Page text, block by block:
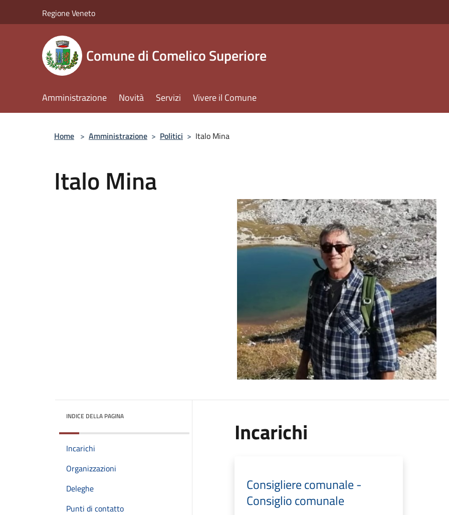
Regione Veneto
Comune di Comelico Superiore
Amministrazione Novità Servizi Vivere il Comune
Home > Amministrazione > Politici > Italo Mina
Italo Mina
INDICE DELLA PAGINA
Incarichi
Organizzazioni
Deleghe
Punti di contatto
Incarichi
Consigliere comunale -
Consiglio comunale